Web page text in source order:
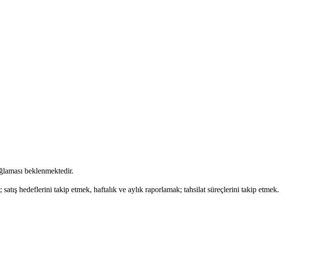
beklenmektedir.
hedeflerini takip etmek, haftalık ve aylık raporlamak; tahsilat süreçlerini takip etmek.